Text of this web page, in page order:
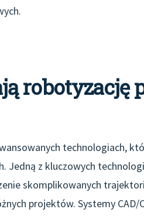
robotyzację
technologiach,
Jedną z kluczowych
skomplikowanych
projektów. Systemy CAD/